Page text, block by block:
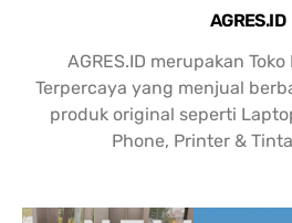
AGRES.ID
AGRES.ID merupakan
Terpercaya yang menjual
produk original seperti
Phone, Printer &